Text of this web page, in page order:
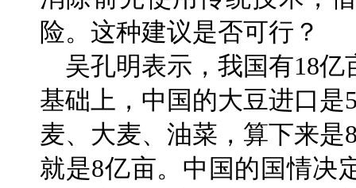
险。这种建议是否可行？
吴孔明表示，我国有18亿
基础上，中国的大豆进口是
麦、大麦、油菜，算下来是
就是8亿亩。中国的国情决